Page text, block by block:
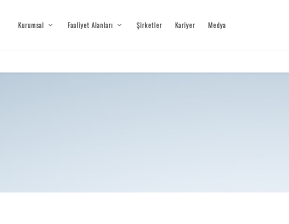
Kurumsal Faaliyet Alanları Şirketler Kariyer Medya